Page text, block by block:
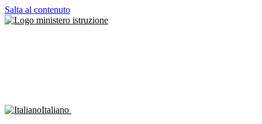
Salta al contenuto
Italiano